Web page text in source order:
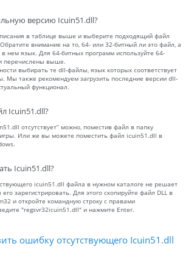
версию Icuin51.dll?
в таблице выше и выберите подходящий файл
внимание на то, 64- или 32-битный ли это файл, а
нем язык. Для 64-битных программ используйте 64-
перечислены выше.
выбирать те dll-файлы, язык которых соответствует
Мы также рекомендуем загрузить последние версии dll-
функционал.
Icuin51.dll?
отсутствует” можно, поместив файл в папку
Или же вы можете поместить файл icuin51.dll в
Icuin51.dll?
icuin51.dll файла в нужном каталоге не решает
зарегистрировать. Для этого скопируйте файл DLL в
и откройте командную строку с правами
"regsvr32icuin51.dll" и нажмите Enter.
ошибку отсутствующего Icuin51.dll